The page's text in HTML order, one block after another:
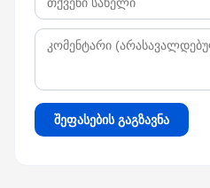
შეფასების გაგზავნა